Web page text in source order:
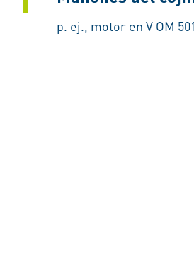
p. ej., motor en V OM